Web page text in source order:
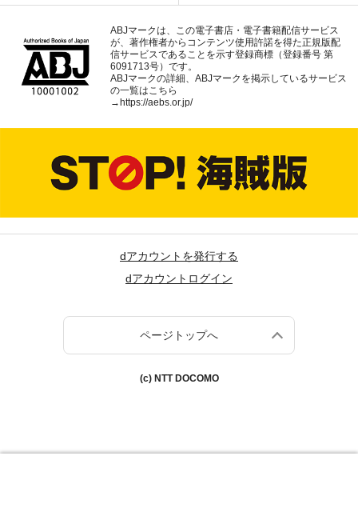
ABJマークは、この電子書店・電子書籍配信サービス
が、著作権者からコンテンツ使用許諾を得た正規版配
信サービスであることを示す登録商標（登録番号 第
6091713号）です。
ABJマークの詳細、ABJマークを掲示しているサービス
の一覧はこちら
→ https://aebs.or.jp/
dアカウントを発行する
dアカウントログイン
ページトップへ
(c) NTT DOCOMO